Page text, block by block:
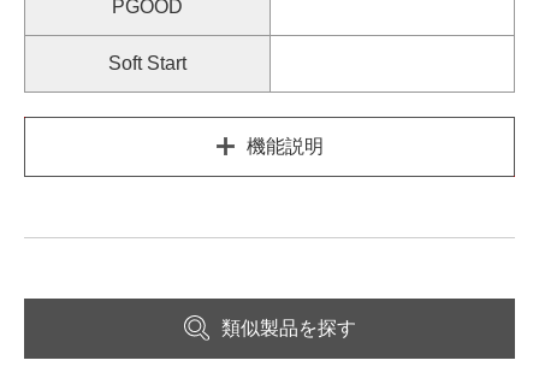
PGOOD
Soft Start
機能説明
類似製品を探す